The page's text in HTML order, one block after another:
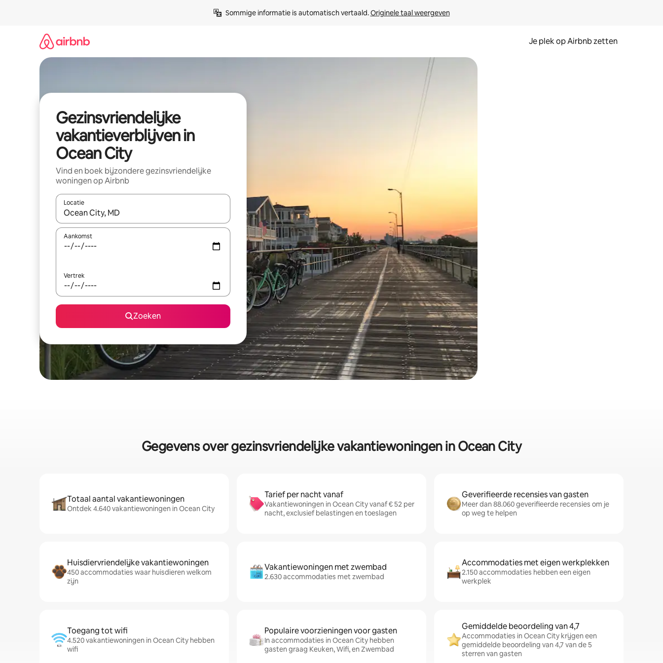
Sommige informatie is automatisch vertaald. Originele taal weergeven
Je plek op Airbnb zetten
Gezinsvriendelijke
vakantieverblijven in
Ocean City
Vind en boek bijzondere gezinsvriendelijke
woningen op Airbnb
Locatie
Wanneer er resultaten beschikbaar zijn, maak je een keuze met je de pijltjestoetsen omhoog en omlaag, óf door te tikken of swipen.
Aankomst
Vertrek
Zoeken
Gegevens over gezinsvriendelijke vakantiewoningen in Ocean City
Totaal aantal vakantiewoningen
Ontdek 4.640 vakantiewoningen in Ocean City
Tarief per nacht vanaf
Vakantiewoningen in Ocean City vanaf € 52 per
nacht, exclusief belastingen en toeslagen
Geverifieerde recensies van gasten
Meer dan 88.060 geverifieerde recensies om je
op weg te helpen
Huisdiervriendelijke vakantiewoningen
450 accommodaties waar huisdieren welkom
zijn
Vakantiewoningen met zwembad
2.630 accommodaties met zwembad
Accommodaties met eigen werkplekken
2.150 accommodaties hebben een eigen
werkplek
Toegang tot wifi
4.520 vakantiewoningen in Ocean City hebben
wifi
Populaire voorzieningen voor gasten
In accommodaties in Ocean City hebben
gasten graag Keuken, Wifi, en Zwembad
Gemiddelde beoordeling van 4,7
Accommodaties in Ocean City krijgen een
gemiddelde beoordeling van 4,7 van de 5
sterren van gasten